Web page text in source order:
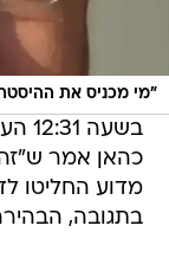
"מי מכניס את
כהאן אמר ש"זה
מדוע החליטו
בתגובה,